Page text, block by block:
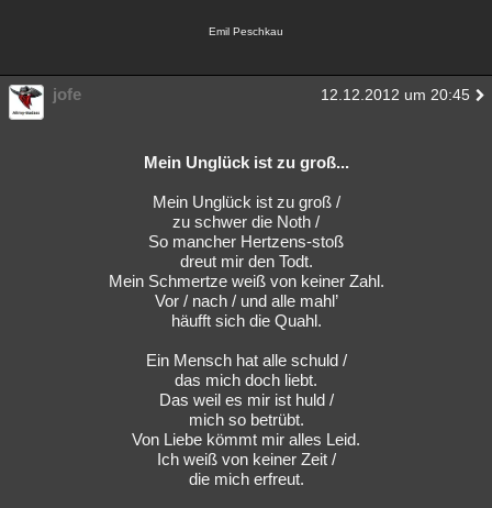
Emil Peschkau
jofe 12.12.2012 um 20:45
Mein Unglück ist zu groß...
Mein Unglück ist zu groß /
zu schwer die Noth /
So mancher Hertzens-stoß
dreut mir den Todt.
Mein Schmertze weiß von keiner Zahl.
Vor / nach / und alle mahl’
häufft sich die Quahl.
Ein Mensch hat alle schuld /
das mich doch liebt.
Das weil es mir ist huld /
mich so betrübt.
Von Liebe kömmt mir alles Leid.
Ich weiß von keiner Zeit /
die mich erfreut.